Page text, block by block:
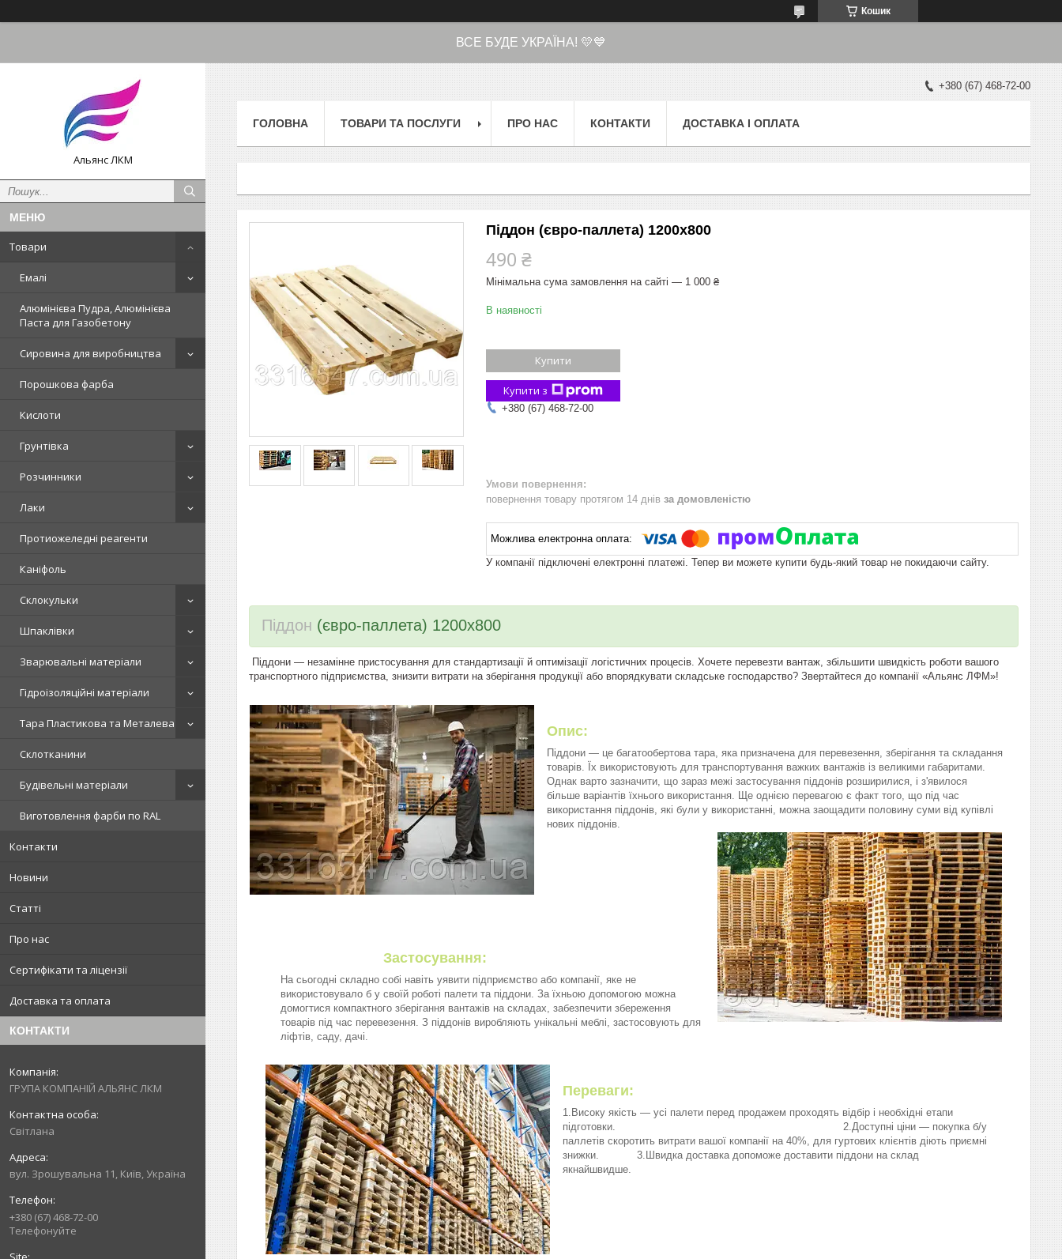
Кошик
ВСЕ БУДЕ УКРАЇНА! 💛💙
Альянс ЛКМ
Товари
Емалі
Алюмінієва Пудра, Алюмінієва
Паста для Газобетону
Сировина для виробництва
Порошкова фарба
Кислоти
Грунтівка
Розчинники
Лаки
Протиожеледні реагенти
Каніфоль
Склокульки
Шпаклівки
Зварювальні матеріали
Гідроізоляційні матеріали
Тара Пластикова та Металева
Склотканини
Будівельні матеріали
Виготовлення фарби по RAL
Контакти
Новини
Статті
Про нас
Сертифікати та ліцензії
Доставка та оплата
КОНТАКТИ
ГРУПА КОМПАНІЙ АЛЬЯНС ЛКМ
Світлана
вул. Зрошувальна 11, Київ, Україна
+380 (67) 468-72-00
Телефонуйте
+380 (67) 468-72-00
ГОЛОВНА ТОВАРИ ТА ПОСЛУГИ ПРО НАС КОНТАКТИ ДОСТАВКА І ОПЛАТА
Піддон (євро-паллета) 1200х800
490 ₴
Мінімальна сума замовлення на сайті — 1 000 ₴
В наявності
Купити
Купити з
+380 (67) 468-72-00
повернення товару протягом 14 днів за домовленістю
У компанії підключені електронні платежі. Тепер ви можете купити будь-який товар не покидаючи сайту.
Піддон (євро-паллета) 1200х800
Піддони — незамінне пристосування для стандартизації й оптимізації логістичних процесів. Хочете перевезти вантаж, збільшити швидкість роботи вашого
транспортного підприємства, знизити витрати на зберігання продукції або впорядкувати складське господарство? Звертайтеся до компанії «Альянс ЛФМ»!
Опис:
Піддони — це багатообертова тара, яка призначена для перевезення, зберігання та складання
товарів. Їх використовують для транспортування важких вантажів із великими габаритами.
Однак варто зазначити, що зараз межі застосування піддонів розширилися, і з'явилося
більше варіантів їхнього використання. Ще однією перевагою є факт того, що під час
використання піддонів, які були у використанні, можна заощадити половину суми від купівлі
нових піддонів.
Застосування:
На сьогодні складно собі навіть уявити підприємство або компанії, яке не
використовувало б у своїй роботі палети та піддони. За їхньою допомогою можна
домогтися компактного зберігання вантажів на складах, забезпечити збереження
товарів під час перевезення. З піддонів виробляють унікальні меблі, застосовують для
ліфтів, саду, дачі.
Переваги:
1.Високу якість — усі палети перед продажем проходять відбір і необхідні етапи
підготовки. 2.Доступні ціни — покупка б/у
паллетів скоротить витрати вашої компанії на 40%, для гуртових клієнтів діють приємні
знижки. 3.Швидка доставка допоможе доставити піддони на склад
якнайшвидше.